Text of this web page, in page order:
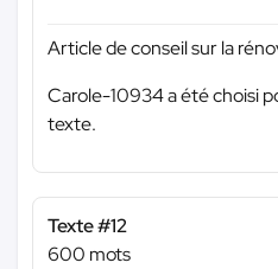
Article de conseil sur la
Carole-10934 a été choisi
texte.
Texte #12
600 mots